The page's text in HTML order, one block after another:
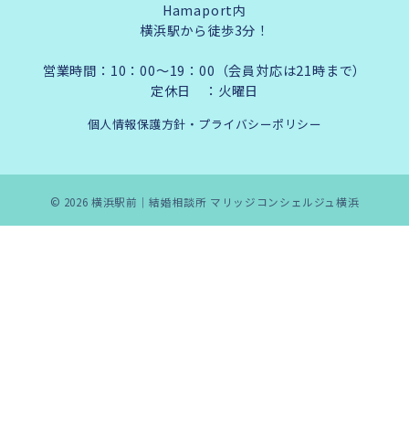
Hamaport内
横浜駅から徒歩3分！
営業時間：10：00～19：00（会員対応は21時まで）
定休日 ：火曜日
個人情報保護方針・プライバシーポリシー
© 2026横浜駅前｜結婚相談所 マリッジコンシェルジュ横浜